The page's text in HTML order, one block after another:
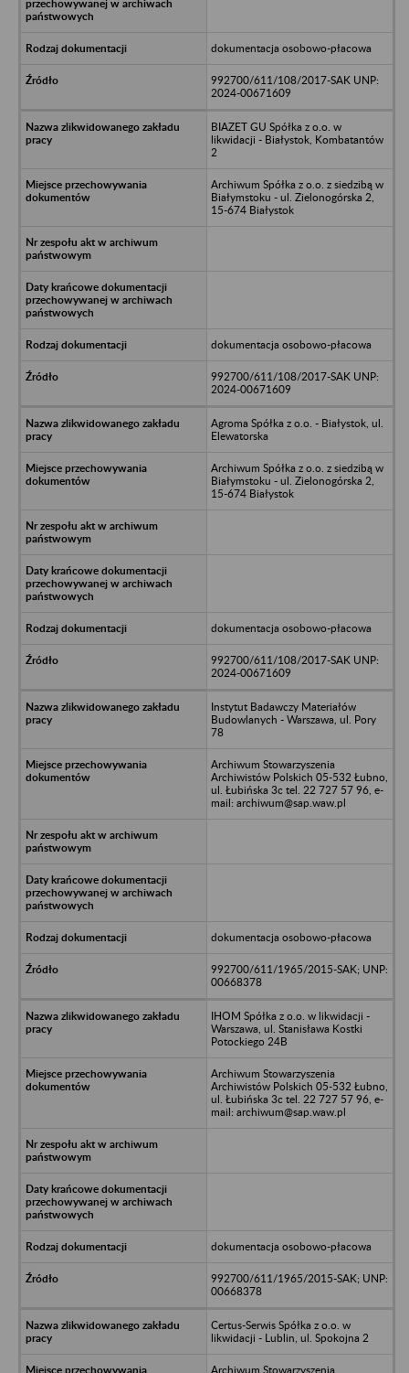
dokumentacja osobowo-płacowa
992700/611/108/2017-SAK UNP:
2024-00671609
BIAZET GU Spółka z o.o. w
likwidacji - Białystok, Kombatantów
2
Archiwum Spółka z o.o. z siedzibą w
Białymstoku - ul. Zielonogórska 2,
15-674 Białystok
dokumentacja osobowo-płacowa
992700/611/108/2017-SAK UNP:
2024-00671609
Agroma Spółka z o.o. - Białystok, ul.
Elewatorska
Archiwum Spółka z o.o. z siedzibą w
Białymstoku - ul. Zielonogórska 2,
15-674 Białystok
dokumentacja osobowo-płacowa
992700/611/108/2017-SAK UNP:
2024-00671609
Instytut Badawczy Materiałów
Budowlanych - Warszawa, ul. Pory
78
Archiwum Stowarzyszenia
Archiwistów Polskich 05-532 Łubno,
ul. Łubińska 3c tel. 22 727 57 96, e-
mail: archiwum@sap.waw.pl
dokumentacja osobowo-płacowa
992700/611/1965/2015-SAK; UNP:
00668378
IHOM Spółka z o.o. w likwidacji -
Warszawa, ul. Stanisława Kostki
Potockiego 24B
Archiwum Stowarzyszenia
Archiwistów Polskich 05-532 Łubno,
ul. Łubińska 3c tel. 22 727 57 96, e-
mail: archiwum@sap.waw.pl
dokumentacja osobowo-płacowa
992700/611/1965/2015-SAK; UNP:
00668378
Certus-Serwis Spółka z o.o. w
likwidacji - Lublin, ul. Spokojna 2
Archiwum Stowarzyszenia